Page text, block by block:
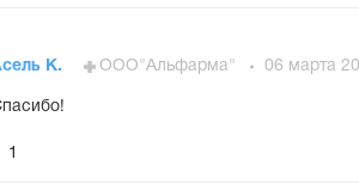
К. ООО"Альфарма" 06 марта
1